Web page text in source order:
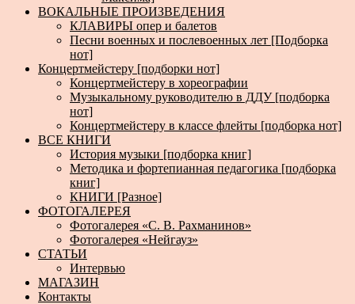
ВОКАЛЬНЫЕ ПРОИЗВЕДЕНИЯ
КЛАВИРЫ опер и балетов
Песни военных и послевоенных лет [Подборка
нот]
Концертмейстеру [подборки нот]
Концертмейстеру в хореографии
Музыкальному руководителю в ДДУ [подборка
нот]
Концертмейстеру в классе флейты [подборка нот]
ВСЕ КНИГИ
История музыки [подборка книг]
Методика и фортепианная педагогика [подборка
книг]
КНИГИ [Разное]
ФОТОГАЛЕРЕЯ
Фотогалерея «С. В. Рахманинов»
Фотогалерея «Нейгауз»
СТАТЬИ
Интервью
МАГАЗИН
Контакты